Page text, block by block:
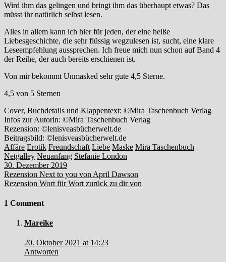
Wird ihm das gelingen und bringt ihm das überhaupt etwas? Das
müsst ihr natürlich selbst lesen.
Alles in allem kann ich hier für jeden, der eine heiße
Liebesgeschichte, die sehr flüssig wegzulesen ist, sucht, eine klare
Leseempfehlung aussprechen. Ich freue mich nun schon auf Band 4
der Reihe, der auch bereits erschienen ist.
Von mir bekommt Unmasked sehr gute 4,5 Sterne.
4,5 von 5 Sternen
Cover, Buchdetails und Klappentext: ©Mira Taschenbuch Verlag
Infos zur Autorin: ©Mira Taschenbuch Verlag
Rezension: ©lenisveasbücherwelt.de
Beitragsbild: ©lenisveasbücherwelt.de
Affäre Erotik Freundschaft Liebe Maske Mira Taschenbuch
Netgalley Neuanfang Stefanie London
30. Dezember 2019
Beitragsnavigation
Rezension Next to you von April Dawson
Rezension Wort für Wort zurück zu dir von
1 Comment
Mareike
20. Oktober 2021 at 14:23
Antworten